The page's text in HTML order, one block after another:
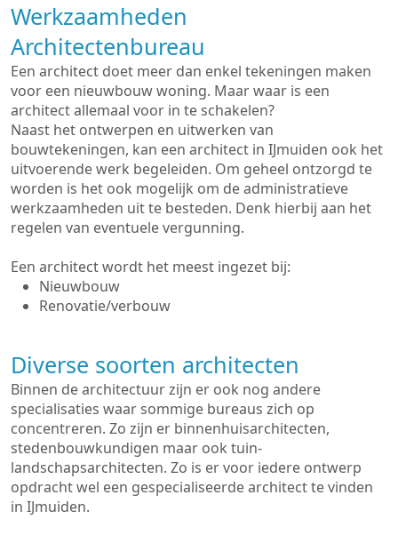
Werkzaamheden
Architectenbureau
Een architect doet meer dan enkel tekeningen maken
voor een nieuwbouw woning. Maar waar is een
architect allemaal voor in te schakelen?
Naast het ontwerpen en uitwerken van
bouwtekeningen, kan een architect in IJmuiden ook het
uitvoerende werk begeleiden. Om geheel ontzorgd te
worden is het ook mogelijk om de administratieve
werkzaamheden uit te besteden. Denk hierbij aan het
regelen van eventuele vergunning.
Een architect wordt het meest ingezet bij:
Nieuwbouw
Renovatie/verbouw
Diverse soorten architecten
Binnen de architectuur zijn er ook nog andere
specialisaties waar sommige bureaus zich op
concentreren. Zo zijn er binnenhuisarchitecten,
stedenbouwkundigen maar ook tuin-
landschapsarchitecten. Zo is er voor iedere ontwerp
opdracht wel een gespecialiseerde architect te vinden
in IJmuiden.